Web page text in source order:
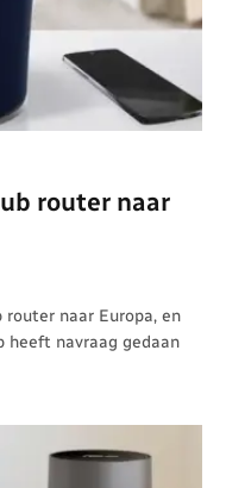
router naar
naar Europa, en
heeft navraag gedaan